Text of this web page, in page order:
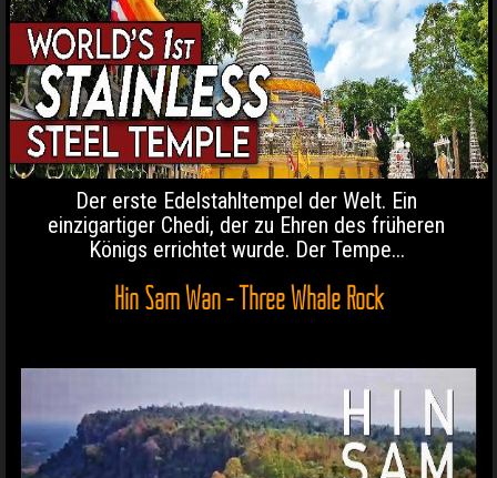
Der erste Edelstahltempel der Welt. Ein
einzigartiger Chedi, der zu Ehren des früheren
Königs errichtet wurde. Der Tempe...
Hin Sam Wan - Three Whale Rock